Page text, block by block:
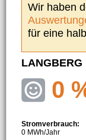
Wir haben
für eine
LANGBERG
0
Stromverbrauch:
0 MWh/Jahr